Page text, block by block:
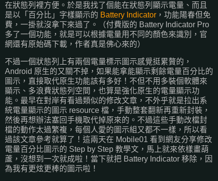
在狀態列裡方便。於是我找了個能在狀態列顯示電量、而且
是以「百分比」字樣顯示的 Battery Indicator ，功能陽春但免
費，一掛就沒拿下來過了。（付費版的 Battery Indicator Pro
多了一個功能，就是可以根據電量用不同的顏色來識別，官
網還有原始碼下載，作者真是佛心來的）
不過一個狀態列上有兩個電量標示圖示感覺挺累贅的，
Android 原生的又關不掉，如果能拿能顯示剩餘電量百分比的
圖示，直接取代原生功能該有多好！不但不用多裝個軟體來
顯示、多浪費狀態列空間，也算是強化原生的電量顯示功
能。最早在對岸有看過類似的修改文章，不外乎就是拉出系
統電量顯示的圖示 resource 檔，手動整套翻新再重新封裝，
然後再想辦法塞回手機取代掉原來的。不過這些手動改檔封
檔的動作太過繁複，每個人愛的圖示組又都不一樣，所以看
過該文章參考就算了！這兩天在 Mobile01 看到網友分享修改
電量百分比圖示的 Step by Step 教學文，馬上就來依樣畫葫
蘆，沒想到一次就成啦！當下就把 Battery Indicator 移除，因
為我有更炫更棒的圖示啦！